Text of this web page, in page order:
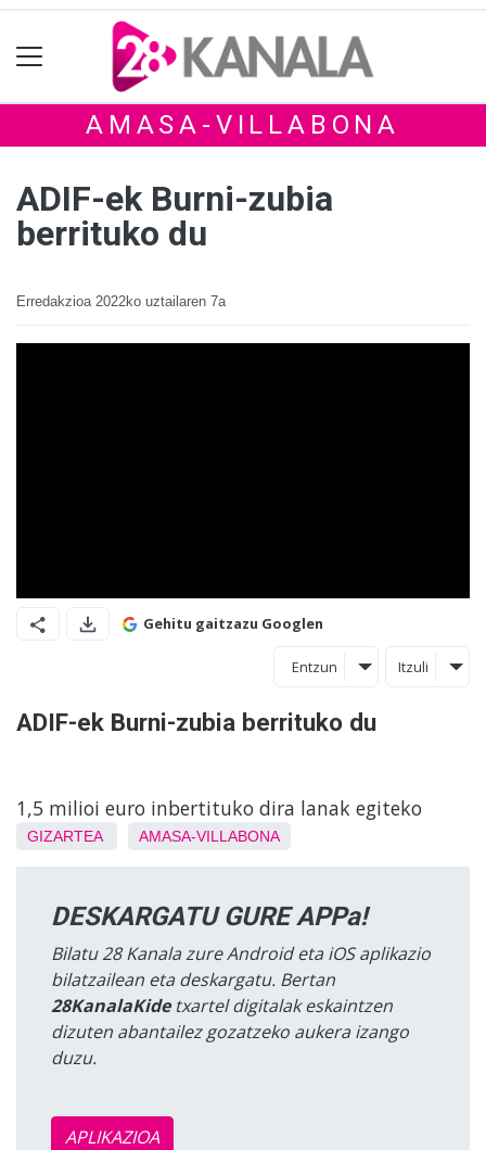
AMASA-VILLABONA
ADIF-ek Burni-zubia
berrituko du
Erredakzioa 2022ko uztailaren 7a
Gehitu gaitzazu Googlen
Entzun Itzuli
ADIF-ek Burni-zubia berrituko du
1,5 milioi euro inbertituko dira lanak egiteko
GIZARTEA AMASA-VILLABONA
DESKARGATU GURE APPa!
Bilatu 28 Kanala zure Android eta iOS aplikazio
bilatzailean eta deskargatu. Bertan
28KanalaKidetxartel digitalak eskaintzen
dizuten abantailez gozatzeko aukera izango
duzu.
APLIKAZIOA